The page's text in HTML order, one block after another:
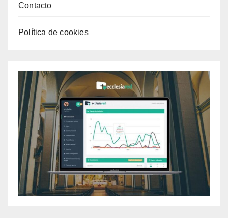
Contacto
Política de cookies